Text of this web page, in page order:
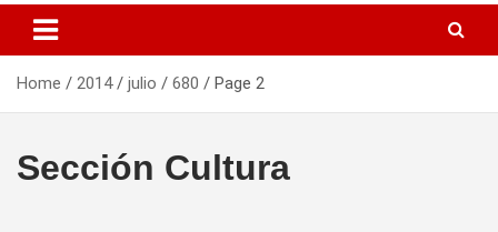
Home 2014 julio 680 Page 2